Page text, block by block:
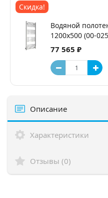
Скидка!
Водяной
1200x500 (00-
77 565 ₽
Описание
Характеристики
Отзывы (0)